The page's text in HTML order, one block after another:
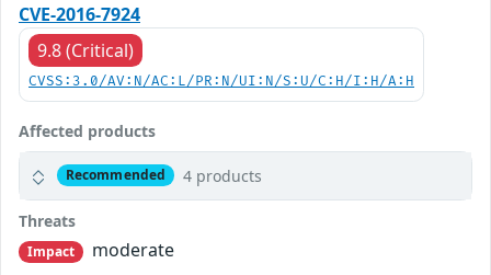
CVE-2016-7924
9.8 (Critical)
CVSS:3.0/AV:N/AC:L/PR:N/UI:N/S:U/C:H/I:H/A:H
Affected products
Recommended 4 products
Threats
Impact
moderate